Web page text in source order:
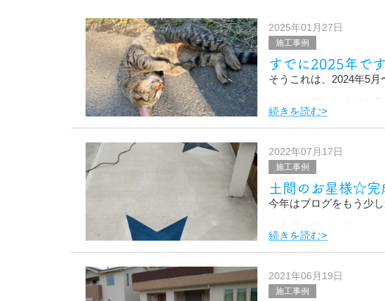
2025年01月27日
施工事例
すでに2025年で
そうこれは、2024年5月
サボりすぎました
ですが、、思い出しな
まずは、、
現場に居た猫
続きを読む>
2022年07月17日
施工事例
土間のお星様☆
今年はブログをもう少
ブログは更新されてお
続きを読む>
2021年06月19日
施工事例